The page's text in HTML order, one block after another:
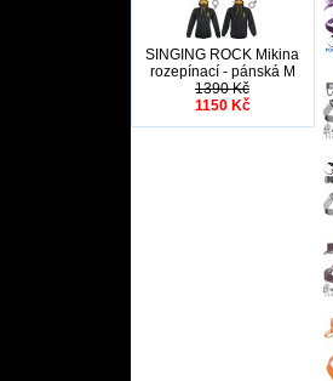
SINGING ROCK Mikina
rozepínací - pánská M
1390 Kč
1150 Kč